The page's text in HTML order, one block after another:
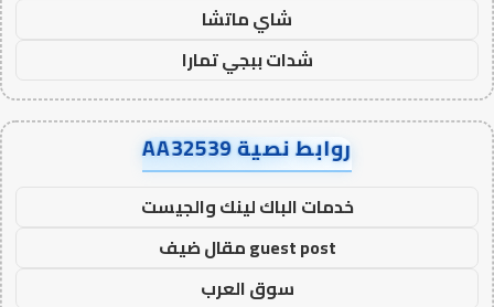
شاي ماتشا
شدات ببجي تمارا
روابط نصية AA32539
خدمات الباك لينك والجيست
guest post مقال ضيف
سوق العرب